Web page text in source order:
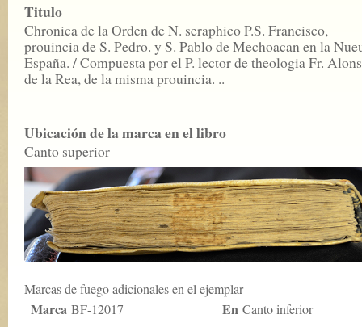
Titulo
Chronica de la Orden de N. seraphico P.S. Francisco,
prouincia de S. Pedro. y S. Pablo de Mechoacan en la
España. / Compuesta por el P. lector de theologia Fr.
de la Rea, de la misma prouincia. ..
Ubicación de la marca en el libro
Canto superior
Marcas de fuego adicionales en el ejemplar
Marca BF-12017 En Canto inferior